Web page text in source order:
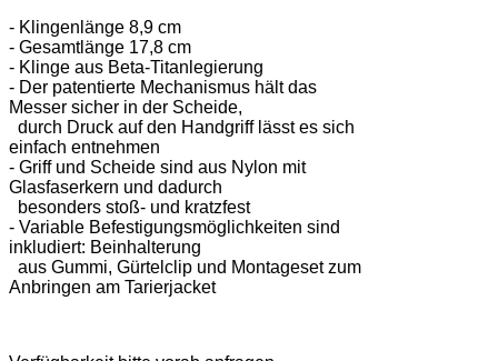
- Klingenlänge 8,9 cm
- Gesamtlänge 17,8 cm
- Klinge aus Beta-Titanlegierung
- Der patentierte Mechanismus hält das
Messer sicher in der Scheide,
durch Druck auf den Handgriff lässt es sich
einfach entnehmen
- Griff und Scheide sind aus Nylon mit
Glasfaserkern und dadurch
besonders stoß- und kratzfest
- Variable Befestigungsmöglichkeiten sind
inkludiert: Beinhalterung
aus Gummi, Gürtelclip und Montageset zum
Anbringen am Tarierjacket